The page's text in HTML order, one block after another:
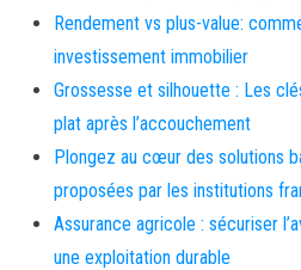
Rendement vs plus-value:
investissement immobilier
Grossesse et silhouette : Les
plat après l’accouchement
Plongez au cœur des solutions
proposées par les institutions
Assurance agricole : sécuriser
une exploitation durable